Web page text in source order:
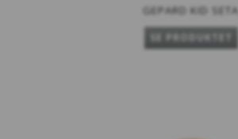
GEPARD KID SETA
SE PRODUKTET